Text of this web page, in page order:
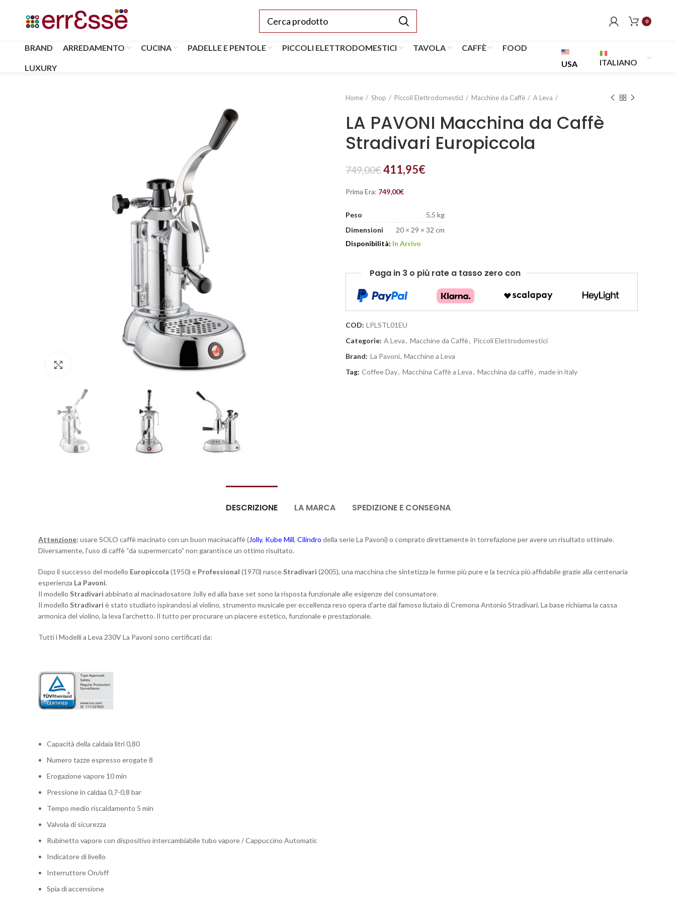
0
BRAND ARREDAMENTO CUCINA PADELLE E PENTOLE PICCOLI ELETTRODOMESTICI TAVOLA CAFFÈ FOOD
LUXURY USA ITALIANO
Home Shop Piccoli Elettrodomestici Macchine da Caffè A Leva
LA PAVONI Macchina da Caffè
Stradivari Europiccola
749,00€411,95€
Prima Era: 749,00€
Peso
5,5 kg
Dimensioni
20 × 29 × 32 cm
Disponibilità: In Arrivo
Paga in 3 o più rate a tasso zero con
COD: LPLSTL01EU
Categorie: A Leva, Macchine da Caffè, Piccoli Elettrodomestici
Brand: La Pavoni, Macchine a Leva
Tag: Coffee Day, Macchina Caffè a Leva, Macchina da caffè, made in italy
DESCRIZIONE LA MARCA SPEDIZIONE E CONSEGNA
Attenzione: usare SOLO caffè macinato con un buon macinacaffè (Jolly, Kube Mill, Cilindro della serie La Pavoni) o comprato direttamente in torrefazione per avere un risultato ottimale.
Diversamente, l’uso di caffè “da supermercato” non garantisce un ottimo risultato.
Dopo il successo del modello Europiccola (1950) e Professional (1970) nasceStradivari (2005), una macchina che sintetizza le forme più pure e la tecnica più affidabile grazie alla centenaria
esperienza La Pavoni.
Il modello Stradivari abbinato al macinadosatore Jolly ed alla base set sono la risposta funzionale alle esigenze del consumatore.
Il modello Stradivari è stato studiato ispirandosi al violino, strumento musicale per eccellenza reso opera d’arte dal famoso liutaio di Cremona Antonio Stradivari. La base richiama la cassa
armonica del violino, la leva l’archetto. Il tutto per procurare un piacere estetico, funzionale e prestazionale.
Tutti i Modelli a Leva 230V La Pavoni sono certificati da:
Capacità della caldaia litri 0,80
Numero tazze espresso erogate 8
Erogazione vapore 10 min
Pressione in caldaa 0,7-0,8 bar
Tempo medio riscaldamento 5 min
Valvola di sicurezza
Rubinetto vapore con dispositivo intercambiabile tubo vapore / Cappuccino Automatic
Indicatore di livello
Interruttore On/off
Spia di accensione